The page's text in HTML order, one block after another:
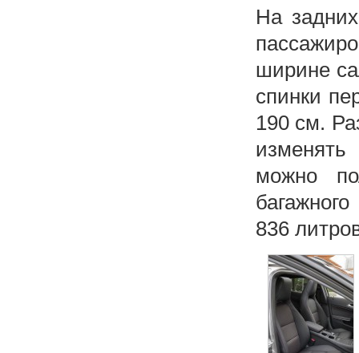
На
ширине
спинки
190 см.
можно
836